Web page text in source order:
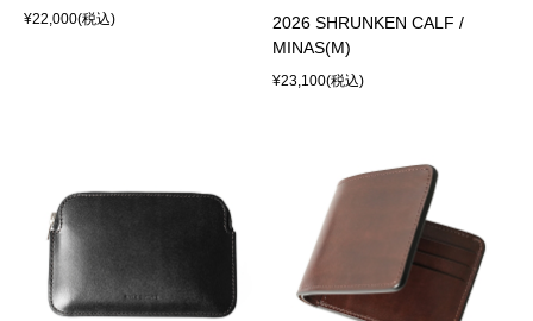
¥22,000(税込)
2026 SHRUNKEN CALF /
MINAS(M)
¥23,100(税込)